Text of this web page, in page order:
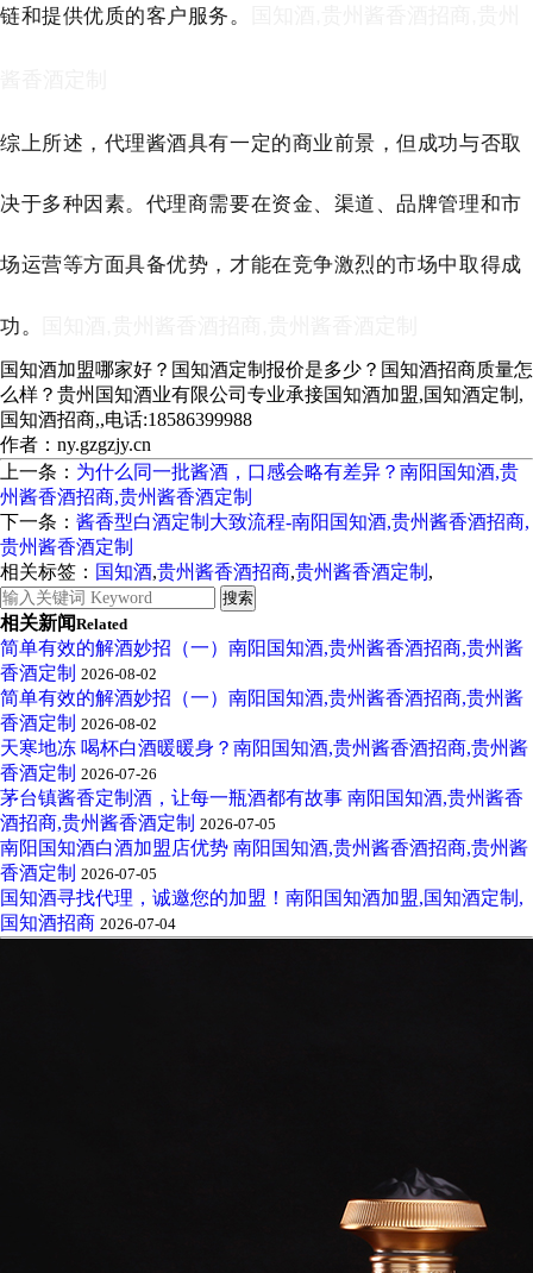
链和提供优质的客户服务。
综上所述，代理酱酒具有一定的商业前景，但成功与否取
决于多种因素。代理商需要在资金、渠道、品牌管理和市
场运营等方面具备优势，才能在竞争激烈的市场中取得成
功。
国知酒加盟哪家好？国知酒定制报价是多少？国知酒招商质量怎
么样？贵州国知酒业有限公司专业承接国知酒加盟,国知酒定制,
国知酒招商,,电话:18586399988
作者：ny.gzgzjy.cn
上一条： 为什么同一批酱酒，口感会略有差异？南阳国知酒,贵
州酱香酒招商,贵州酱香酒定制
下一条： 酱香型白酒定制大致流程-南阳国知酒,贵州酱香酒招商,
贵州酱香酒定制
相关标签： 国知酒,贵州酱香酒招商,贵州酱香酒定制 ,
相关新闻Related
简单有效的解酒妙招（一）南阳国知酒,贵州酱香酒招商,贵州酱
香酒定制 2026-08-02
简单有效的解酒妙招（一）南阳国知酒,贵州酱香酒招商,贵州酱
香酒定制 2026-08-02
天寒地冻 喝杯白酒暖暖身？南阳国知酒,贵州酱香酒招商,贵州酱
香酒定制 2026-07-26
茅台镇酱香定制酒，让每一瓶酒都有故事 南阳国知酒,贵州酱香
酒招商,贵州酱香酒定制 2026-07-05
南阳国知酒白酒加盟店优势 南阳国知酒,贵州酱香酒招商,贵州酱
香酒定制 2026-07-05
国知酒寻找代理，诚邀您的加盟！南阳国知酒加盟,国知酒定制,
国知酒招商 2026-07-04